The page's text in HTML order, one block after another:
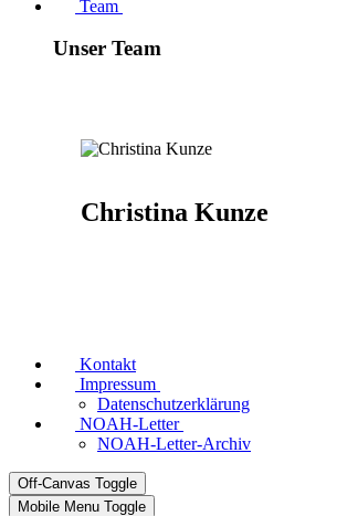
Team
Unser Team
Christina Kunze
Kontakt
Impressum
Datenschutzerklärung
NOAH-Letter
NOAH-Letter-Archiv
Off-Canvas Toggle
Mobile Menu Toggle